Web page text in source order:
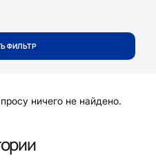
ФИЛЬТР
ничего не найдено.